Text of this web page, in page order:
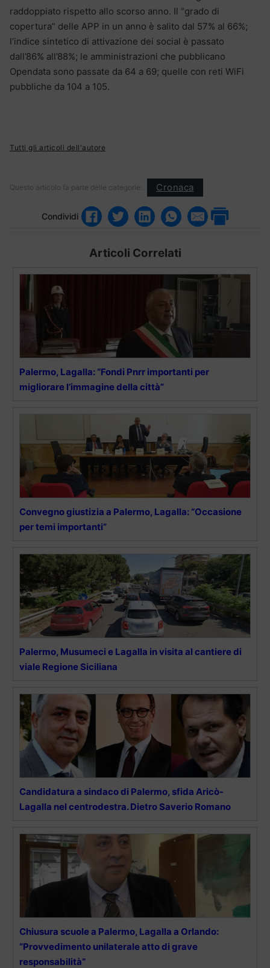
raddoppiato rispetto allo scorso anno. Il “grado di
copertura” delle APP in un anno è salito dal 57% al 66%;
l’indice sintetico di attivazione dei social è passato
dall’86% all’88%; le amministrazioni che pubblicano
Opendata sono passate da 64 a 69; quelle con reti WiFi
pubbliche da 104 a 105.
Tutti gli articoli dell'autore
Questo articolo fa parte delle categorie: Cronaca
Condividi
Articoli Correlati
Palermo, Lagalla: “Fondi Pnrr importanti per
migliorare l’immagine della città”
Convegno giustizia a Palermo, Lagalla: “Occasione
per temi importanti”
Palermo, Musumeci e Lagalla in visita al cantiere di
viale Regione Siciliana
Candidatura a sindaco di Palermo, sfida Aricò-
Lagalla nel centrodestra. Dietro Saverio Romano
Chiusura scuole a Palermo, Lagalla a Orlando:
“Provvedimento unilaterale atto di grave
responsabilità”